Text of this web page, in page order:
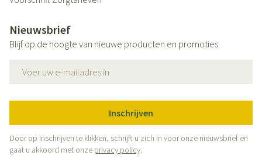
Nieuwsbrief
Blijf op de hoogte van nieuwe producten en promoties
Inschrijven
Door op inschrijven te klikken, schrijft u zich in voor onze nieuwsbrief en
gaat u akkoord met onze privacy policy.